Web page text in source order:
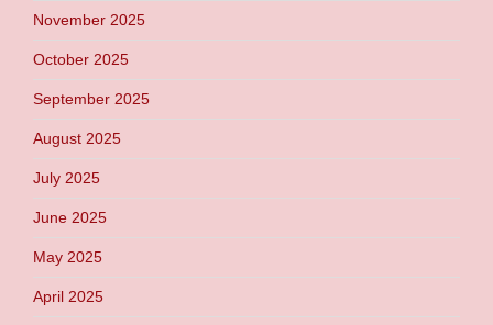
November 2025
October 2025
September 2025
August 2025
July 2025
June 2025
May 2025
April 2025